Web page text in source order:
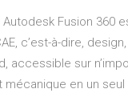
Fusion 360
c’est-à-dire,
sur
en un